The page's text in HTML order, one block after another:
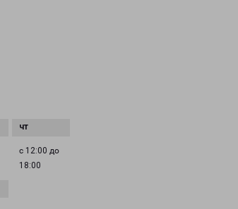
с 12:00 до
18:00